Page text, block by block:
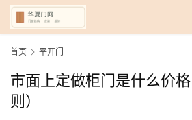
首页 平开门
市面上定做柜门是什么价
则）